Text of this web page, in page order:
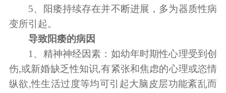
5、阳痿持续存在并不断进展，多为器质性病
变所引起。
导致阳痿的病因
1、精神神经因素：如幼年时期性心理受到创
伤,或新婚缺乏性知识,有紧张和焦虑的心理或恣情
纵欲,性生活过度等均可引起大脑皮层功能紊乱而